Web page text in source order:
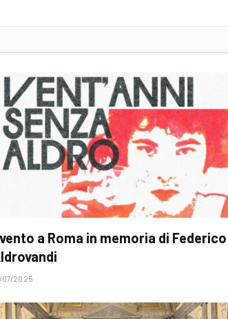
a Roma in memoria di Federico
07/2025